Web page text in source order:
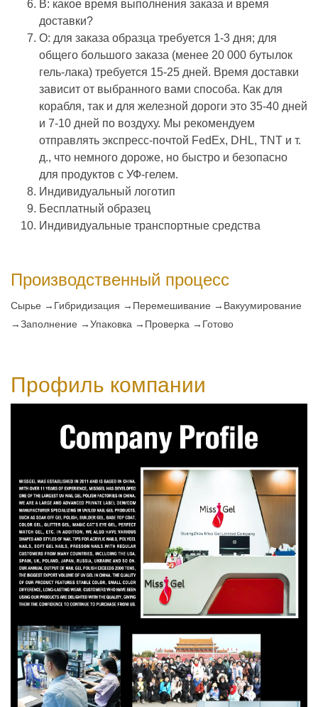
В: какое время выполнения заказа и время
доставки?
О: для заказа образца требуется 1-3 дня; для
общего большого заказа (менее 20 000 бутылок
гель-лака) требуется 15-25 дней. Время доставки
зависит от выбранного вами способа. Как для
корабля, так и для железной дороги это 35-40 дней
и 7-10 дней по воздуху. Мы рекомендуем
отправлять экспресс-почтой FedEx, DHL, TNT и т.
д., что немного дороже, но быстро и безопасно
для продуктов с УФ-гелем.
Индивидуальный логотип
Бесплатный образец
Индивидуальные транспортные средства
Производственный процесс
Сырье →Гибридизация →Перемешивание →Вакуумирование
→Заполнение →Упаковка →Проверка →Готово
Профиль компании